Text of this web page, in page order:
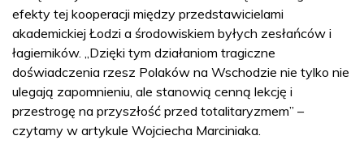
efekty tej kooperacji między przedstawicielami
akademickiej Łodzi a środowiskiem byłych zesłańców i
łagierników. „Dzięki tym działaniom tragiczne
doświadczenia rzesz Polaków na Wschodzie nie tylko nie
ulegają zapomnieniu, ale stanowią cenną lekcję i
przestrogę na przyszłość przed totalitaryzmem” –
czytamy w artykule Wojciecha Marciniaka.